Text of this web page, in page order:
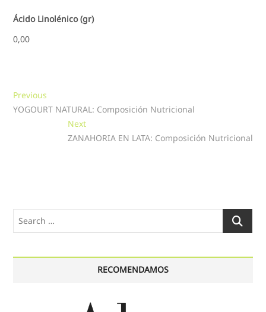
Ácido Linolénico (gr)
0,00
Navegación
de
entradas
Previous
post:
YOGOURT NATURAL: Composición Nutricional
NextNext
post:
ZANAHORIA EN LATA: Composición Nutricional
Search
RECOMENDAMOS